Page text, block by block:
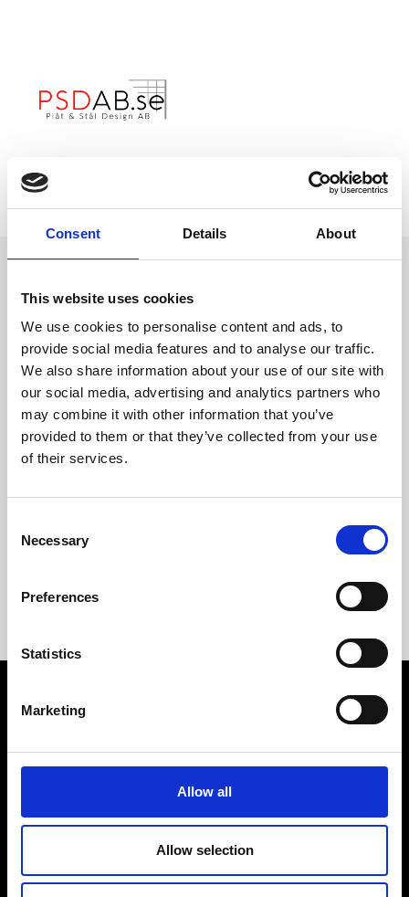
Consent Details About
This website uses cookies
We use cookies to personalise content and ads, to
provide social media features and to analyse our traffic.
We also share information about your use of our site with
our social media, advertising and analytics partners who
may combine it with other information that you’ve
provided to them or that they’ve collected from your use
of their services.
Selection
Necessary
Preferences
Statistics
Marketing
Allow all
Allow selection
Kontakta oss
Allt inom bygg, anläggning och svets i hela Mälardalen.